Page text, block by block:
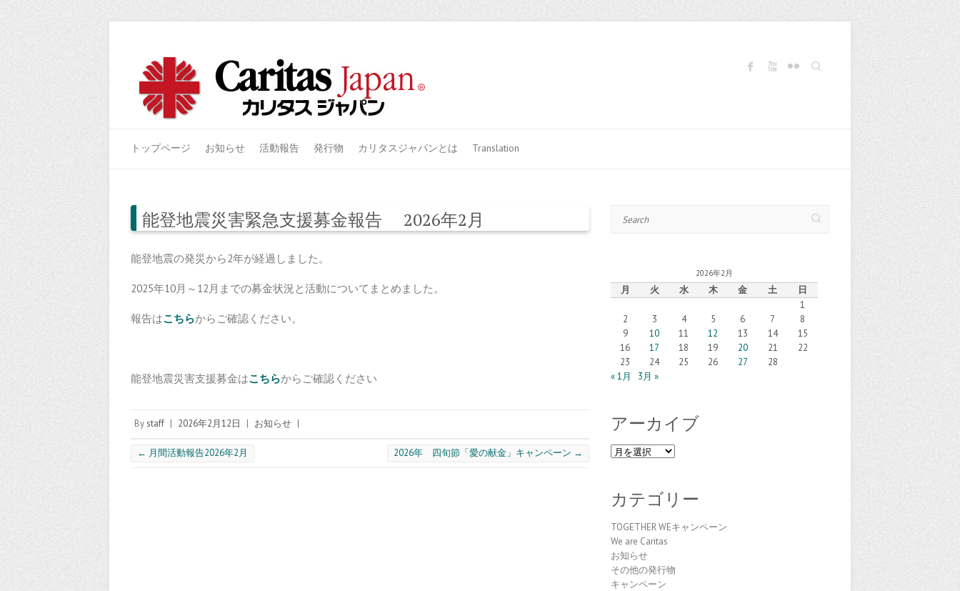
Search
トップページ お知らせ 活動報告 発行物 カリタスジャパンとは Translation
能登地震災害緊急支援募金報告 2026年2月
能登地震の発災から2年が経過しました。
2025年10月～12月までの募金状況と活動についてまとめました。
報告はこちらからご確認ください。
能登地震災害支援募金はこちらからご確認ください
Bystaff | 2026年2月12日 | お知らせ |
← 月間活動報告2026年2月 2026年 四旬節「愛の献金」キャンペーン →
2026年2月
月 火 水 木 金 土
日
1
2
3 4 5 6 7
8
9
10 11 12 13 14
15
16
17 18 19 20 21
22
23
24 25 26 27
28
« 1月
3月 »
アーカイブ
ア
イ
ブ
カテゴリー
TOGETHER WEキャンペーン
We are Caritas
お知らせ
その他の発行物
キャンペーン